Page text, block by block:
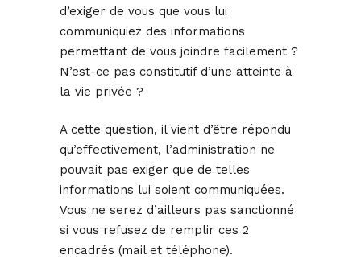
d’exiger de vous que vous lui
communiquiez des informations
permettant de vous joindre facilement ?
N’est-ce pas constitutif d’une atteinte à
la vie privée ?
A cette question, il vient d’être répondu
qu’effectivement, l’administration ne
pouvait pas exiger que de telles
informations lui soient communiquées.
Vous ne serez d’ailleurs pas sanctionné
si vous refusez de remplir ces 2
encadrés (mail et téléphone).